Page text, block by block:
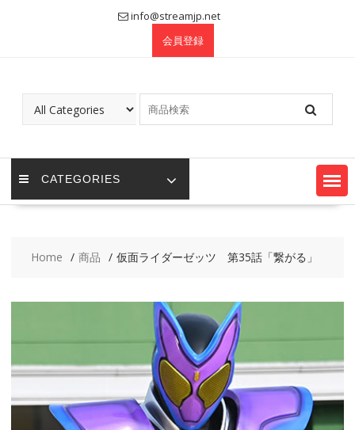
info@streamjp.net
会員登録
CATEGORIES
Home 商品 仮面ライダーゼッツ 第35話「繋がる」